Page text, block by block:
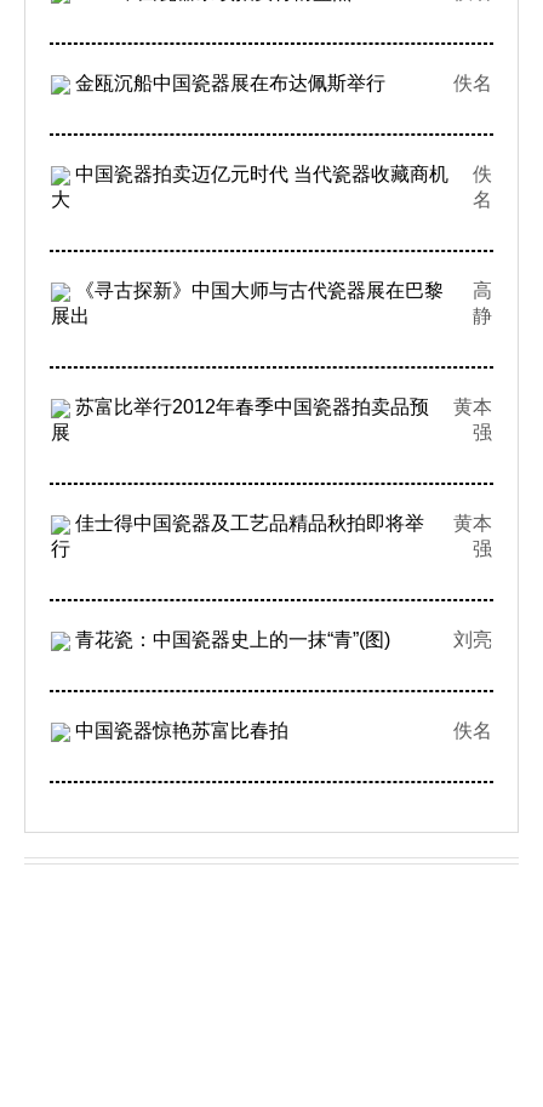
金瓯沉船中国瓷器展在布达佩斯举行 佚名
中国瓷器拍卖迈亿元时代 当代瓷器收藏商机
大
佚
名
《寻古探新》中国大师与古代瓷器展在巴黎
展出
高
静
苏富比举行2012年春季中国瓷器拍卖品预
展
黄本
强
佳士得中国瓷器及工艺品精品秋拍即将举
行
黄本
强
青花瓷：中国瓷器史上的一抹“青”(图) 刘亮
中国瓷器惊艳苏富比春拍 佚名